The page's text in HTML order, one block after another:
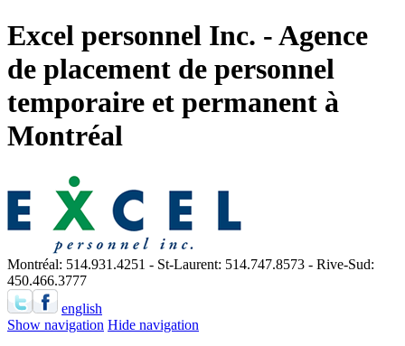
Excel personnel Inc. - Agence
de placement de personnel
temporaire et permanent à
Montréal
Montréal: 514.931.4251 - St-Laurent: 514.747.8573 - Rive-Sud:
450.466.3777
english
Show navigation Hide navigation